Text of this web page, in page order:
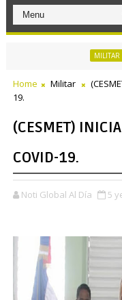
La
Home Militar
19.
(CESMET)
COVID-19.
Noti Global Al Día 5